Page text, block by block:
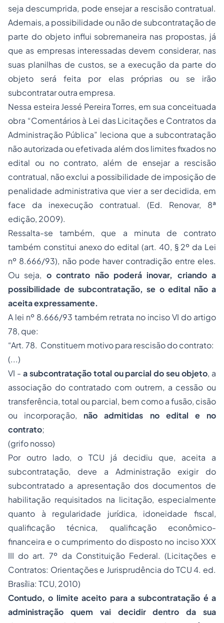
seja descumprida, pode ensejar a rescisão contratual.
Ademais, a possibilidade ou não de subcontratação de
parte do objeto influi sobremaneira nas propostas, já
que as empresas interessadas devem considerar, nas
suas planilhas de custos, se a execução da parte do
objeto será feita por elas próprias ou se irão
subcontratar outra empresa.
Nessa esteira Jessé Pereira Torres, em sua conceituada
obra “Comentários à Lei das Licitações e Contratos da
Administração Pública” leciona que a subcontratação
não autorizada ou efetivada além dos limites fixados no
edital ou no contrato, além de ensejar a rescisão
contratual, não exclui a possibilidade de imposição de
penalidade administrativa que vier a ser decidida, em
face da inexecução contratual. (Ed. Renovar, 8ª
edição, 2009).
Ressalta-se também, que a minuta de contrato
também constitui anexo do edital (art. 40, § 2º da Lei
nº 8.666/93), não pode haver contradição entre eles.
Ou seja, o contrato não poderá inovar, criando a
possibilidade de subcontratação, se o edital não a
aceita expressamente.
A lei nº 8.666/93 também retrata no inciso VI do artigo
78, que:
“Art. 78. Constituem motivo para rescisão do contrato:
(...)
VI - a subcontratação total ou parcial do seu objeto, a
associação do contratado com outrem, a cessão ou
transferência, total ou parcial, bem como a fusão, cisão
ou incorporação, não admitidas no edital e no
contrato;
(grifo nosso)
Por outro lado, o TCU já decidiu que, aceita a
subcontratação, deve a Administração exigir do
subcontratado a apresentação dos documentos de
habilitação requisitados na licitação, especialmente
quanto à regularidade jurídica, idoneidade fiscal,
qualificação técnica, qualificação econômico-
financeira e o cumprimento do disposto no inciso XXX
III do art. 7º da Constituição Federal. (Licitações e
Contratos: Orientações e Jurisprudência do TCU 4. ed.
Brasília: TCU, 2010)
Contudo, o limite aceito para a subcontratação é a
administração quem vai decidir dentro da sua